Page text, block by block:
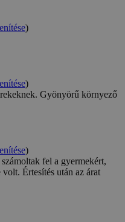
)
)
Gyönyörű környező
)
fel a gyermekért,
Értesítés után az árat